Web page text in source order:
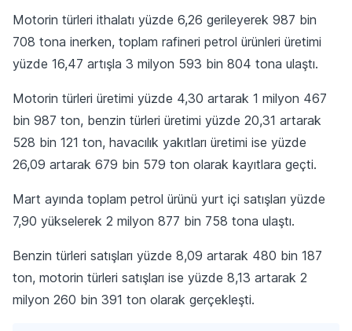
Motorin türleri ithalatı yüzde 6,26 gerileyerek 987 bin
708 tona inerken, toplam rafineri petrol ürünleri üretimi
yüzde 16,47 artışla 3 milyon 593 bin 804 tona ulaştı.
Motorin türleri üretimi yüzde 4,30 artarak 1 milyon 467
bin 987 ton, benzin türleri üretimi yüzde 20,31 artarak
528 bin 121 ton, havacılık yakıtları üretimi ise yüzde
26,09 artarak 679 bin 579 ton olarak kayıtlara geçti.
Mart ayında toplam petrol ürünü yurt içi satışları yüzde
7,90 yükselerek 2 milyon 877 bin 758 tona ulaştı.
Benzin türleri satışları yüzde 8,09 artarak 480 bin 187
ton, motorin türleri satışları ise yüzde 8,13 artarak 2
milyon 260 bin 391 ton olarak gerçekleşti.